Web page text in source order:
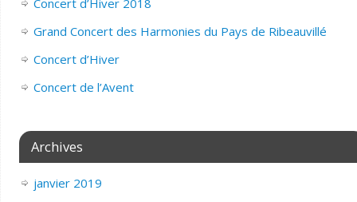
Concert d’Hiver 2018
Grand Concert des Harmonies du Pays de Ribeauvillé
Concert d’Hiver
Concert de l’Avent
Archives
janvier 2019